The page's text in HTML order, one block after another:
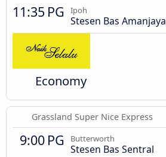
11:35 PG Ipoh
Stesen Bas Amanjaya
Economy
Grassland Super Nice Express
9:00 PG Butterworth
Stesen Bas Sentral